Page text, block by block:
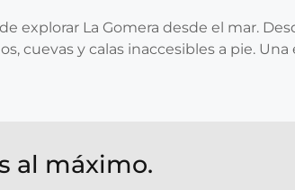
explorar La Gomera desde el mar.
cuevas y calas inaccesibles a pie.
al máximo.